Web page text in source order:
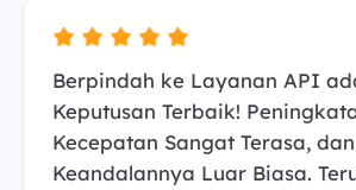
Berpindah ke Layanan API
Keputusan Terbaik!
Kecepatan Sangat Terasa, dan
Keandalannya Luar Biasa.